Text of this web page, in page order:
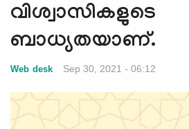
വിശ്വാസികളുടെ
ബാധ്യതയാണ്.
Web desk Sep 30, 2021 - 06:12